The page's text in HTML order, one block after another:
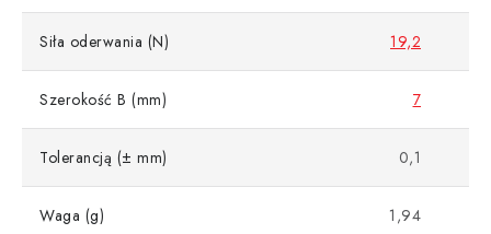
Siła oderwania (N) 19,2
Szerokość B (mm) 7
Tolerancją (± mm) 0,1
Waga (g) 1,94